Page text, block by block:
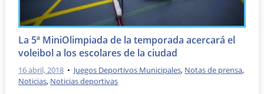
La 5ª MiniOlimpiada de la temporada acercará el
voleibol a los escolares de la ciudad
16 abril, 2018 • Juegos Deportivos Municipales, Notas de prensa,
Noticias, Noticias deportivas